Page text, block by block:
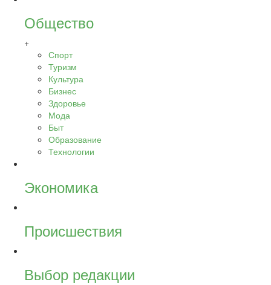
Общество
+
Спорт
Туризм
Культура
Бизнес
Здоровье
Мода
Быт
Образование
Технологии
Экономика
Происшествия
Выбор редакции